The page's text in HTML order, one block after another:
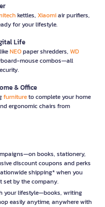
kettles, Xiaomiair purifiers,
for your lifestyle.
Life
likeNEOpaper shredders, WD
mouse combos—all
& Office
furnitureto complete your home
ergonomic chairs from
books, stationery,
discount coupons and perks
shipping* when you
set by the company.
your lifestyle—books, writing
easily anytime, anywhere with